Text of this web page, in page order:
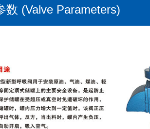
数 (Valve Parameters)